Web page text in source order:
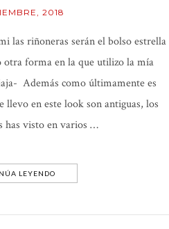
2018
las riñoneras serán el bolso estrella
otra forma en la que utilizo la mía
Además como últimamente es
llevo en este look son antiguas, los
has visto en varios …
LEYENDO